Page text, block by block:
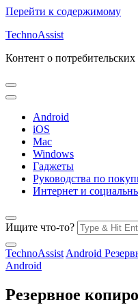
Перейти к содержимому
TechnoAssist
Контент о потребительских
Android
iOS
Mac
Windows
Гаджеты
Руководства по
Интернет и
Ищите что-то?
TechnoAssist Android
Android
Резервное